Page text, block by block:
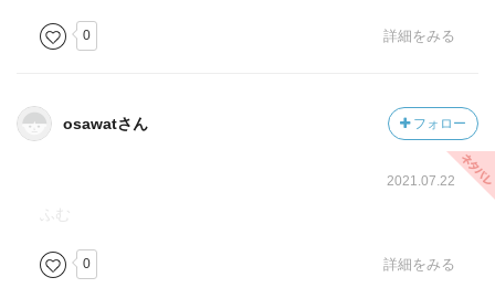
0 詳細をみる
osawatさん フォロー
2021.07.22
0 詳細をみる